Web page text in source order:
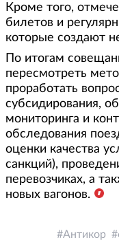
Кроме того,
билетов и
которые создают
По итогам
пересмотреть
проработать
субсидирования,
мониторинга и
обследования
оценки качества
санкций),
перевозчиках, а
новых вагонов.
Антикор